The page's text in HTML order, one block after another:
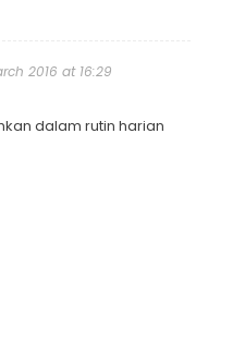
2016 at 16:29
dalam rutin harian